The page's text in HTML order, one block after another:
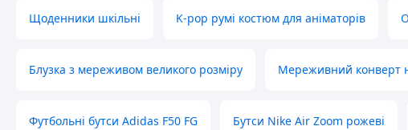
Щоденники шкільні K-pop румі костюм для аніматорів
Блузка з мереживом великого розміру Мереживний конверт
Футбольні бутси Adidas F50 FG Бутси Nike Air Zoom рожеві